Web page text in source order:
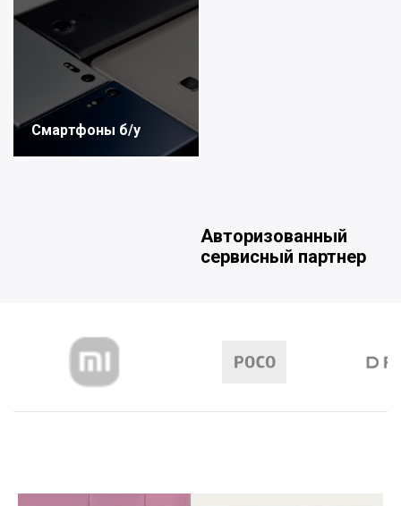
Смартфоны б/у
Авторизованный
сервисный партнер